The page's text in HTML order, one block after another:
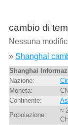
cambio di
Nessuna
» Shanghai
Shanghai
Nazione:
Moneta:
Continente:
Popolazione:
≈